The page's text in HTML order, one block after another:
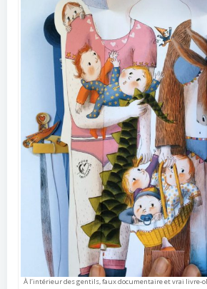
À l’intérieur des gentils, faux documentaire et vrai livre-